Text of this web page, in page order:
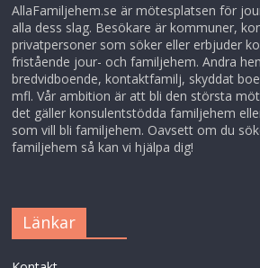
AllaFamiljehem.se är mötesplatsen för
alla dess slag. Besökare är kommuner,
privatpersoner som söker eller erbjuder
fristående jour- och familjehem. Andra
bredvidboende, kontaktfamilj, skyddat
mfl. Vår ambition är att bli den största
det gäller konsulentstödda familjehem
som vill bli familjehem. Oavsett om du
familjehem så kan vi hjälpa dig!
Länkar